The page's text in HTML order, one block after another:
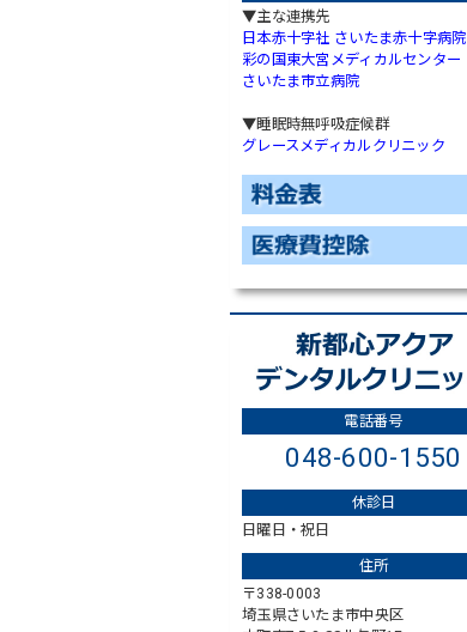
▼主な連携先
日本赤十字社 さいたま赤十字病院
彩の国東大宮メディカルセンター
さいたま市立病院
▼睡眠時無呼吸症候群
グレースメディカルクリニック
電話番号
048-600-1550
休診日
日曜日・祝日
住所
〒338-0003
埼玉県さいたま市中央区